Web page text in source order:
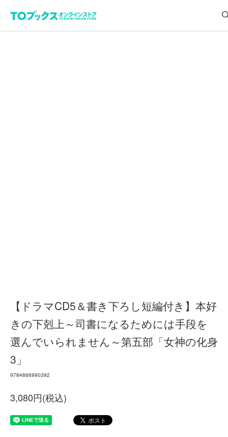
【ドラマCD5＆書き下ろし短編付き】本好
きの下剋上～司書になるためには手段を
選んでいられません～第五部「女神の化身
3」
9784866990392
3,080円(税込)